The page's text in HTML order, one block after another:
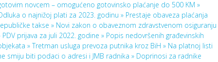
novcem – omogućeno gotovinsko plaćanje do 500 KM »
o najnižoj plati za 2023. godinu » Prestaje obaveza plaćanja
takse » Novi zakon o obaveznom zdravstvenom osiguranju
PDV prijava za juli 2022. godine » Popis nedovršenih građevinskih
»Tretman usluga prevoza putnika kroz BiH » Na platnoj listi
smiju biti podaci o adresi i JMB radnika » Doprinosi za radnike